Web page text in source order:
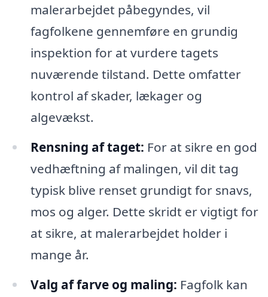
malerarbejdet påbegyndes, vil
fagfolkene gennemføre en grundig
inspektion for at vurdere tagets
nuværende tilstand. Dette omfatter
kontrol af skader, lækager og
algevækst.
Rensning af taget: For at sikre en god
vedhæftning af malingen, vil dit tag
typisk blive renset grundigt for snavs,
mos og alger. Dette skridt er vigtigt for
at sikre, at malerarbejdet holder i
mange år.
Valg af farve og maling: Fagfolk kan